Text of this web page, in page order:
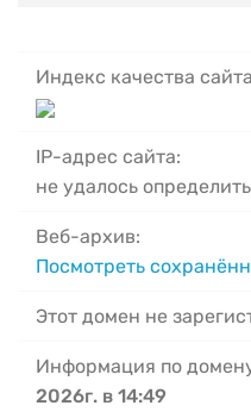
Индекс качества
IP-адрес сайта:
не удалось определить
Веб-архив:
Посмотреть
Этот домен не
Информация по
2026г. в 14:49